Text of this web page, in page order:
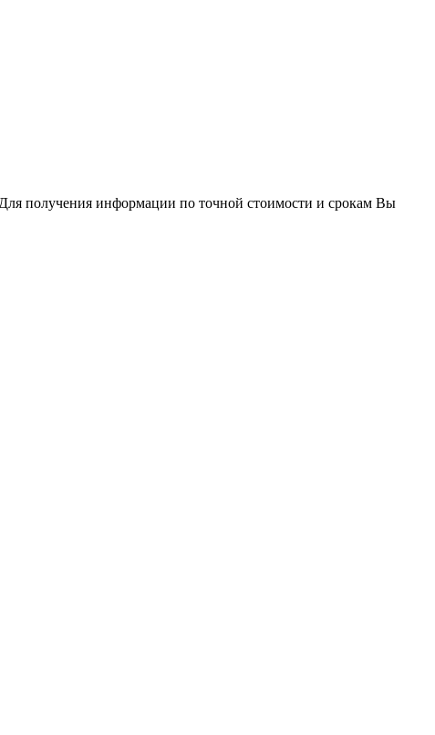
получения информации по точной стоимости и срокам Вы